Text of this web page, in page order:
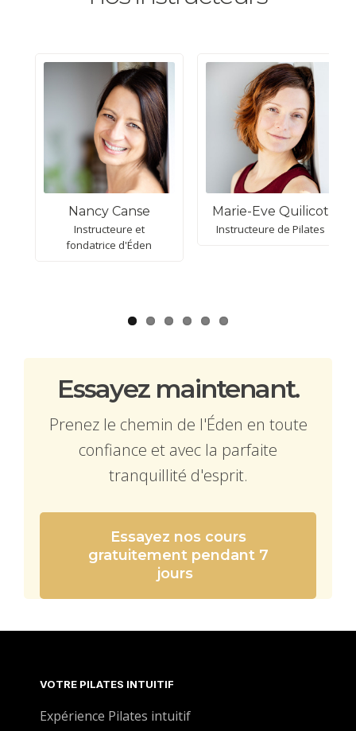
Nancy Canse
Instructeure et
fondatrice d'Éden
Marie-Eve Quilicot
Instructeure de Pilates
Essayez maintenant.
Prenez le chemin de l'Éden en toute
confiance et avec la parfaite
tranquillité d'esprit.
Essayez nos cours
gratuitement pendant 7
jours
VOTRE PILATES INTUITIF
Expérience Pilates intuitif